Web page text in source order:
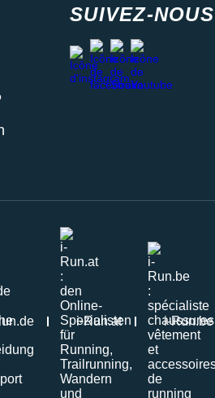
ou retrait en magasin
SUIVEZ-NOUS
instagram
facebook
stravayoutube
i-Run.at i-Run.be